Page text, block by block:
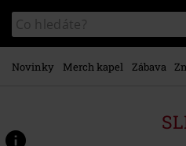
hlavnímu
obsahu
Katalog
vyhledávání
Novinky Merch kapel Zábava